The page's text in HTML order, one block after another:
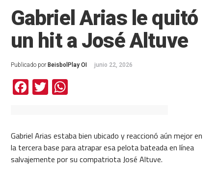
Gabriel Arias le quitó
un hit a José Altuve
Publicado por BeisbolPlay OI junio 22, 2026
Facebook
TwitterWhatsApp
Gabriel Arias estaba bien ubicado y reaccionó aún mejor en
la tercera base para atrapar esa pelota bateada en línea
salvajemente por su compatriota José Altuve.